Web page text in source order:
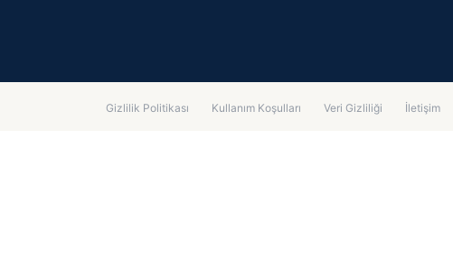
Gizlilik Politikası Kullanım Koşulları Veri Gizliliği İletişim